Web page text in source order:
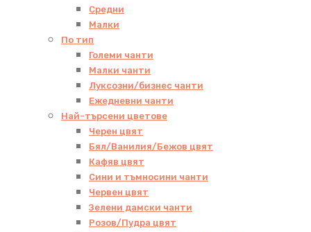
Средни
Малки
По тип
Големи чанти
Малки чанти
Луксозни/бизнес чанти
Ежедневни чанти
Най-търсени цветове
Черен цвят
Бял/Ванилия/Бежов цвят
Кафяв цвят
Сини и тъмносини чанти
Червен цвят
Зелени дамски чанти
Розов/Пудра цвят